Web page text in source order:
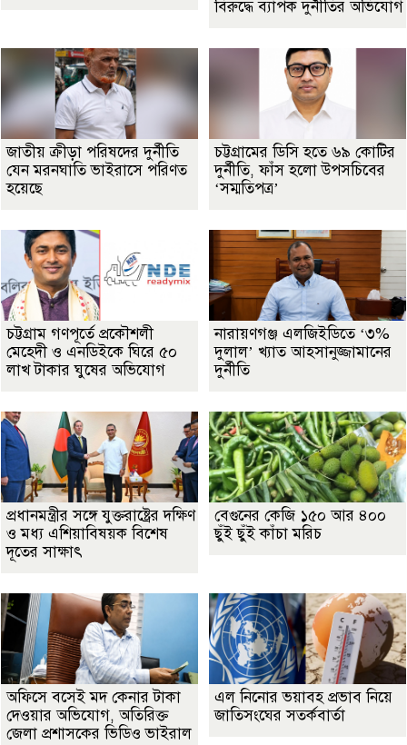
বিরুদ্ধে ব্যাপক দুর্নীতির অভিযোগ
জাতীয় ক্রীড়া পরিষদের দুর্নীতি
যেন মরনঘাতি ভাইরাসে পরিণত
হয়েছে
চট্টগ্রামের ডিসি হতে ৬৯ কোটির
দুর্নীতি, ফাঁস হলো উপসচিবের
‘সম্মতিপত্র’
চট্টগ্রাম গণপূর্তে প্রকৌশলী
মেহেদী ও এনডিইকে ঘিরে ৫০
লাখ টাকার ঘুষের অভিযোগ
নারায়ণগঞ্জ এলজিইডিতে ‘৩%
দুলাল’ খ্যাত আহসানুজ্জামানের
দুর্নীতি
প্রধানমন্ত্রীর সঙ্গে যুক্তরাষ্ট্রের দক্ষিণ
ও মধ্য এশিয়াবিষয়ক বিশেষ
দূতের সাক্ষাৎ
বেগুনের কেজি ১৫০ আর ৪০০
ছুঁই ছুঁই কাঁচা মরিচ
অফিসে বসেই মদ কেনার টাকা
দেওয়ার অভিযোগ, অতিরিক্ত
জেলা প্রশাসকের ভিডিও ভাইরাল
এল নিনোর ভয়াবহ প্রভাব নিয়ে
জাতিসংঘের সতর্কবার্তা